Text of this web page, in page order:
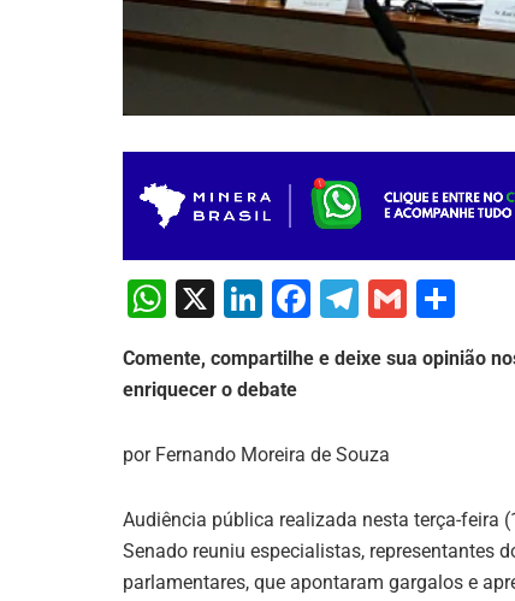
W
at
s
A
p
X
Li
k
dI
F
c
b
o
k
T
el
e
a
G
ai
h
ar
Comente, compartilhe e deixe sua opinião
enriquecer o debate
por Fernando Moreira de Souza
Audiência pública realizada nesta terça-feira
Senado reuniu especialistas, representantes
parlamentares, que apontaram gargalos e